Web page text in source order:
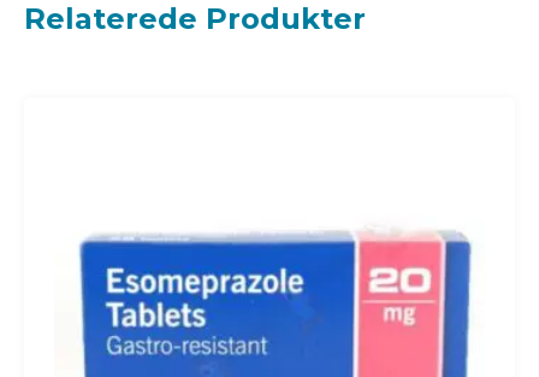
Relaterede Produkter